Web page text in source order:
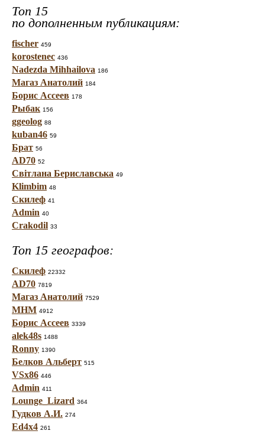
Топ 15
по дополненным публикациям:
fischer 459
korostenec 436
Nadezda Mihhailova 186
Магаз Анатолий 184
Борис Ассеев 178
Рыбак 156
ggeolog 88
kuban46 59
Брат 56
AD70 52
Світлана Бериславська 49
Klimbim 48
Скилеф 41
Admin 40
Crakodil 33
Топ 15 географов:
Скилеф 22332
AD70 7819
Магаз Анатолий 7529
МНМ 4912
Борис Ассеев 3339
alek48s 1488
Ronny 1390
Белков Альберт 515
VSx86 446
Admin 411
Lounge_Lizard 364
Гудков А.И. 274
Ed4x4 261